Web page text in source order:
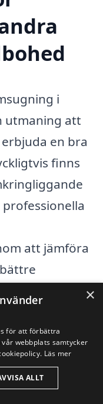
i
utmaning att
en bra
finns
att jämföra
ligger nära
med
×
för att förbättra
webbplats samtycker
Läs mer
ALLT